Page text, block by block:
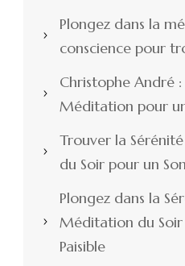
Plongez dans la
conscience pour
Christophe André
Méditation pour
Trouver la
du Soir pour un
Plongez dans la
Méditation du
Paisible